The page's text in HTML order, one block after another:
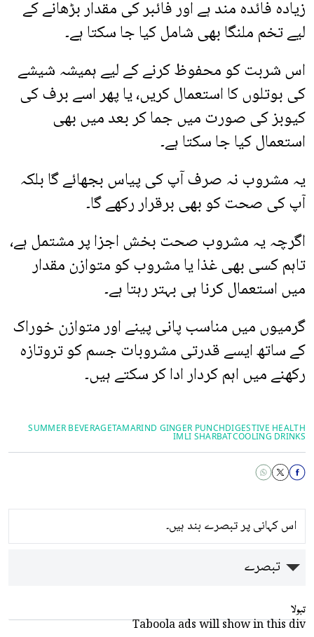
زیادہ فائدہ مند ہے اور فائبر کی مقدار بڑھانے کے
لیے تخم ملنگا بھی شامل کیا جا سکتا ہے۔
اس شربت کو محفوظ کرنے کے لیے ہمیشہ شیشے
کی بوتلوں کا استعمال کریں، یا پھر اسے برف کی
کیوبز کی صورت میں جما کر بعد میں بھی
استعمال کیا جا سکتا ہے۔
یہ مشروب نہ صرف آپ کی پیاس بجھائے گا بلکہ
آپ کی صحت کو بھی برقرار رکھے گا۔
اگرچہ یہ مشروب صحت بخش اجزا پر مشتمل ہے،
تاہم کسی بھی غذا یا مشروب کو متوازن مقدار
میں استعمال کرنا ہی بہتر رہتا ہے۔
گرمیوں میں مناسب پانی پینے اور متوازن خوراک
کے ساتھ ایسے قدرتی مشروبات جسم کو تروتازہ
رکھنے میں اہم کردار ادا کر سکتے ہیں۔
DIGESTIVE HEALTH
TAMARIND GINGER PUNCH
SUMMER BEVERAGE
COOLING DRINKS
IMLI SHARBAT
اس کہانی پر تبصرے بند ہیں۔
تبصرے
تبولا
Taboola ads will show in this div